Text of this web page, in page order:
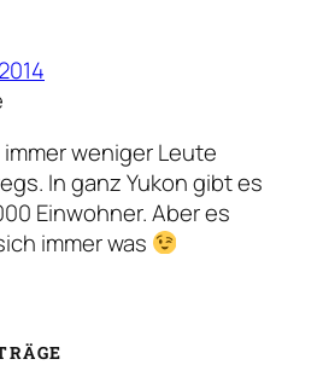
immer weniger Leute
In ganz Yukon gibt es
Einwohner. Aber es
immer was